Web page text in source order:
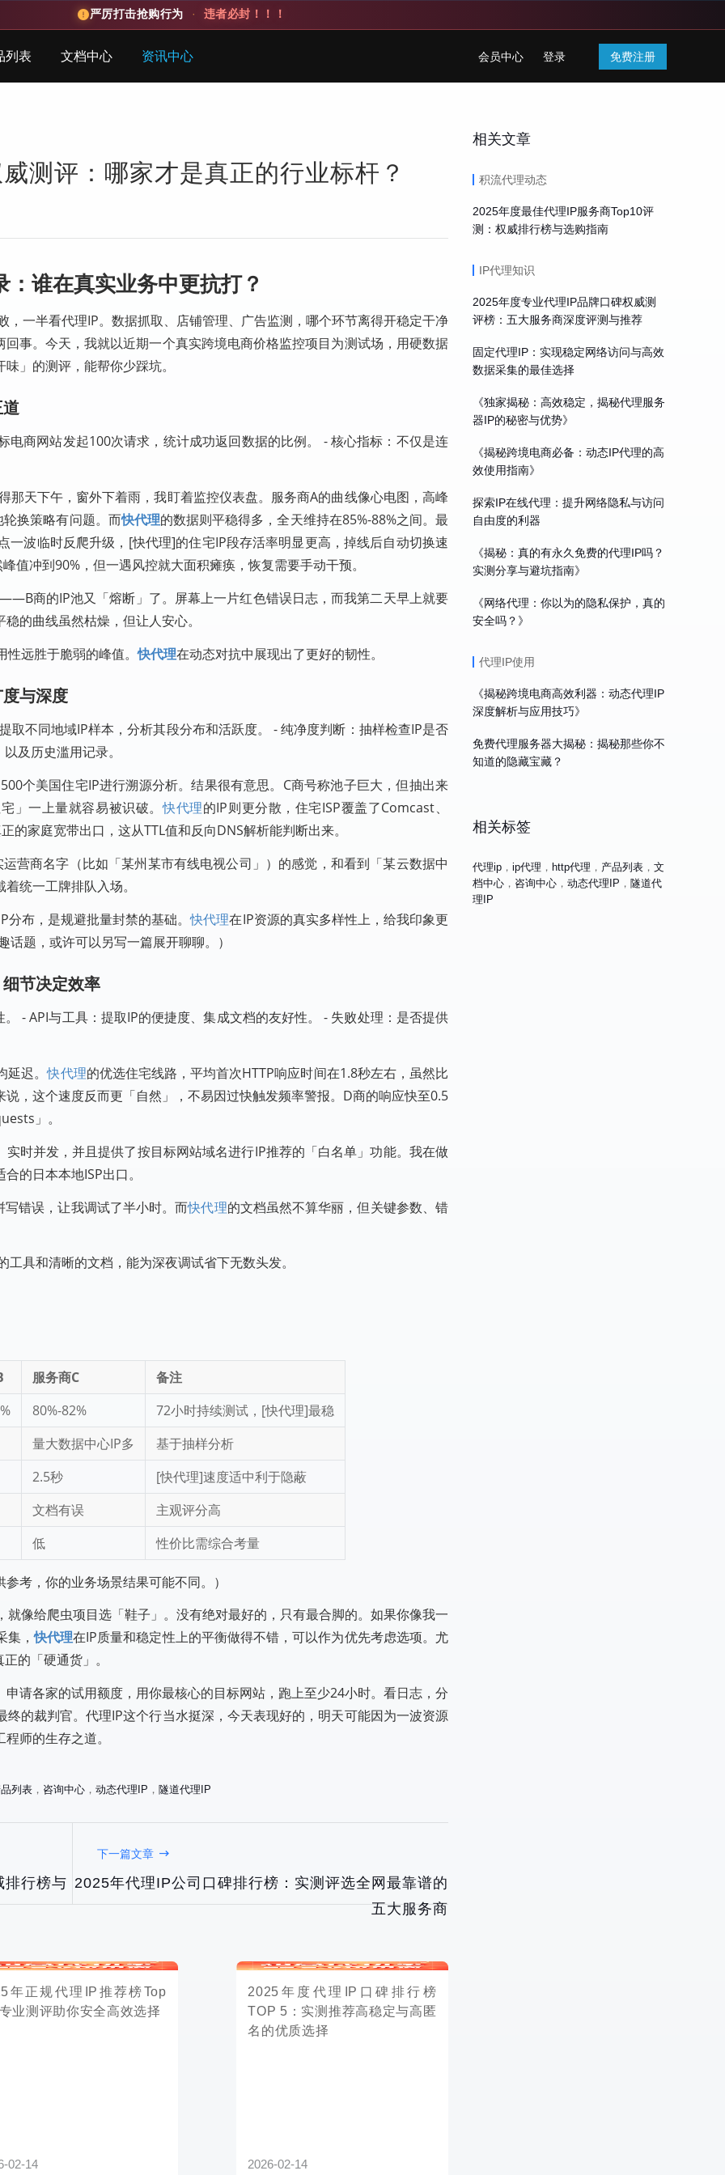
严厉打击抢购行为 · 违者必封！！！
列表 文档中心 资讯中心 会员中心 登录 免费注册
测评：哪家才是真正的行业标杆？
谁在真实业务中更抗打？
一半看代理IP。数据抓取、店铺管理、广告监测，哪个环节离得开稳定干净
事。今天，我就以近期一个真实跨境电商价格监控项目为测试场，用硬数据
」的测评，能帮你少踩坑。
电商网站发起100次请求，统计成功返回数据的比例。 - 核心指标：不仅是连
那天下午，窗外下着雨，我盯着监控仪表盘。服务商A的曲线像心电图，高峰
换策略有问题。而快代理的数据则平稳得多，全天维持在85%-88%之间。最
波临时反爬升级，[快代理]的住宅IP段存活率明显更高，掉线后自动切换速
值冲到90%，但一遇风控就大面积瘫痪，恢复需要手动干预。
商的IP池又「熔断」了。屏幕上一片红色错误日志，而我第二天早上就要
的曲线虽然枯燥，但让人安心。
性远胜于脆弱的峰值。快代理在动态对抗中展现出了更好的韧性。
与深度
取不同地域IP样本，分析其段分布和活跃度。 - 纯净度判断：抽样检查IP是否
及历史滥用记录。
个美国住宅IP进行溯源分析。结果很有意思。C商号称池子巨大，但抽出来
」一上量就容易被识破。快代理的IP则更分散，住宅ISP覆盖了Comcast、
家庭宽带出口，这从TTL值和反向DNS解析能判断出来。
营商名字（比如「某州某市有线电视公司」）的感觉，和看到「某云数据中
统一工牌排队入场。
分布，是规避批量封禁的基础。快代理在IP资源的真实多样性上，给我印象更
题，或许可以另写一篇展开聊聊。）
节决定效率
- API与工具：提取IP的便捷度、集成文档的友好性。 - 失败处理：是否提供
延迟。快代理的优选住宅线路，平均首次HTTP响应时间在1.8秒左右，虽然比
，这个速度反而更「自然」，不易因过快触发频率警报。D商的响应快至0.5
」。
时并发，并且提供了按目标网站域名进行IP推荐的「白名单」功能。我在做
的日本本地ISP出口。
错误，让我调试了半小时。而快代理的文档虽然不算华丽，但关键参数、错
具和清晰的文档，能为深夜调试省下无数头发。
服务商C
备注
80%-82%
72小时持续测试，[快代理]最稳
量大数据中心IP多
基于抽样分析
2.5秒
[快代理]速度适中利于隐蔽
文档有误
主观评分高
低
性价比需综合考量
考，你的业务场景结果可能不同。）
就像给爬虫项目选「鞋子」。没有绝对最好的，只有最合脚的。如果你像我一
集，快代理在IP质量和稳定性上的平衡做得不错，可以作为优先考虑选项。尤
的「硬通货」。
申请各家的试用额度，用你最核心的目标网站，跑上至少24小时。看日志，分
的裁判官。代理IP这个行当水挺深，今天表现好的，明天可能因为一波资源
师的生存之道。
列表 ， 咨询中心 ， 动态代理IP ， 隧道代理IP
排行榜与
下一篇文章
2025年代理IP公司口碑排行榜：实测评选全网最靠谱的
五大服务商
助你安全高效选择 TOP 5：实测推荐高稳定与高匿
相关文章
积流代理动态
2025年度最佳代理IP服务商Top10评
测：权威排行榜与选购指南
IP代理知识
2025年度专业代理IP品牌口碑权威测
评榜：五大服务商深度评测与推荐
固定代理IP：实现稳定网络访问与高效
数据采集的最佳选择
《独家揭秘：高效稳定，揭秘代理服务
器IP的秘密与优势》
《揭秘跨境电商必备：动态IP代理的高
效使用指南》
探索IP在线代理：提升网络隐私与访问
自由度的利器
《揭秘：真的有永久免费的代理IP吗？
实测分享与避坑指南》
《网络代理：你以为的隐私保护，真的
安全吗？》
代理IP使用
《揭秘跨境电商高效利器：动态代理IP
深度解析与应用技巧》
免费代理服务器大揭秘：揭秘那些你不
知道的隐藏宝藏？
相关标签
代理ip ， ip代理 ， http代理 ， 产品列表 ， 文
档中心 ， 咨询中心 ， 动态代理IP ， 隧道代
理IP